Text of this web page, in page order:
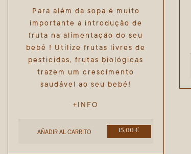
Para além da sopa é muito
importante a introdução de
fruta na alimentação do seu
bebé ! Utilize frutas livres de
pesticidas, frutas biológicas
trazem um crescimento
saudável ao seu bebé!
+INFO
AÑADIR AL CARRITO 15,00 €